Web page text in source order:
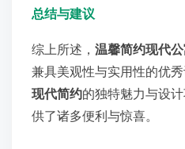
总结与建议
综上所述， 温馨简约现代
兼具美观性与实用性的优
现代简约的独特魅力与设
供了诸多便利与惊喜。